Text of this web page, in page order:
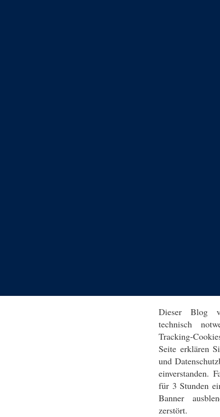
Dieser Blog
technisch
Tracking-
Seite erklären
und
einverstanden.
für 3 Stunden
Banner
zerstört.